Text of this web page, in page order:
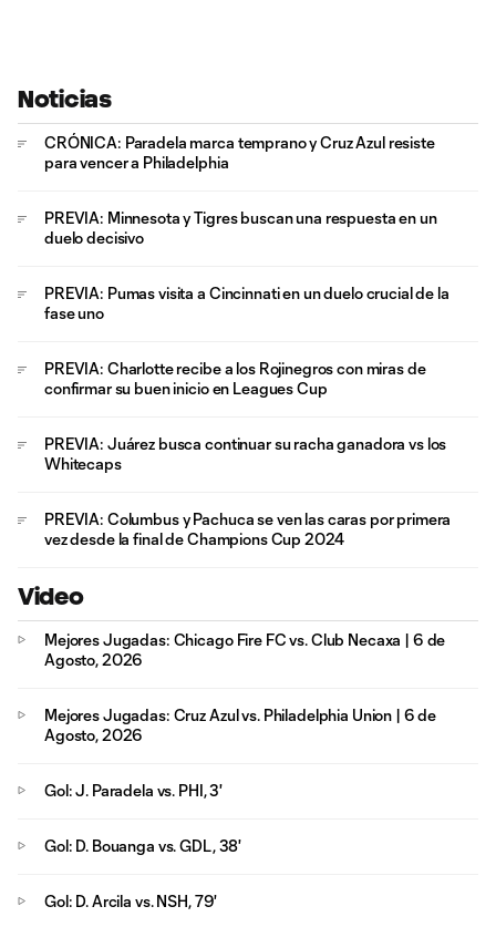
Noticias
CRÓNICA: Paradela marca temprano y Cruz Azul resiste
para vencer a Philadelphia
PREVIA: Minnesota y Tigres buscan una respuesta en un
duelo decisivo
PREVIA: Pumas visita a Cincinnati en un duelo crucial de la
fase uno
PREVIA: Charlotte recibe a los Rojinegros con miras de
confirmar su buen inicio en Leagues Cup
PREVIA: Juárez busca continuar su racha ganadora vs los
Whitecaps
PREVIA: Columbus y Pachuca se ven las caras por primera
vez desde la final de Champions Cup 2024
Video
Mejores Jugadas: Chicago Fire FC vs. Club Necaxa | 6 de
Agosto, 2026
Mejores Jugadas: Cruz Azul vs. Philadelphia Union | 6 de
Agosto, 2026
Gol: J. Paradela vs. PHI, 3'
Gol: D. Bouanga vs. GDL, 38'
Gol: D. Arcila vs. NSH, 79'